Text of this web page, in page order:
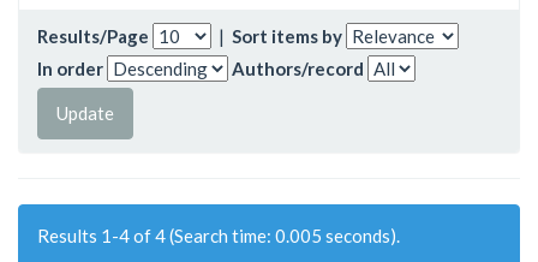
Results/Page | Sort items by
In order
Authors/record
Results 1-4 of 4 (Search time: 0.005 seconds).